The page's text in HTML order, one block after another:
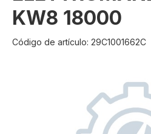
KW8 18000
Código de artículo: 29C1001662C